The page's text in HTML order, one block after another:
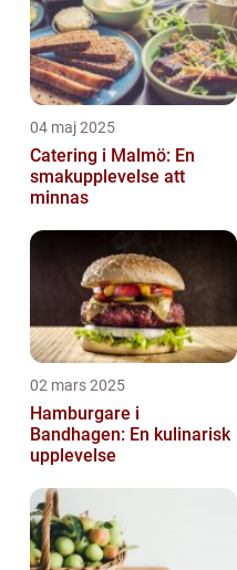
04 maj 2025
Catering i Malmö: En
smakupplevelse att
minnas
02 mars 2025
Hamburgare i
Bandhagen: En kulinarisk
upplevelse